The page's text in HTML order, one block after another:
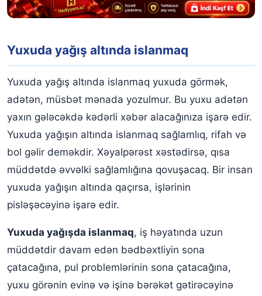
Yuxuda yağış altında islanmaq
Yuxuda yağış altında islanmaq yuxuda görmək,
adətən, müsbət mənada yozulmur. Bu yuxu adətən
yaxın gələcəkdə kədərli xəbər alacağınıza işarə edir.
Yuxuda yağışın altında islanmaq sağlamlıq, rifah və
bol gəlir deməkdir. Xəyalpərəst xəstədirsə, qısa
müddətdə əvvəlki sağlamlığına qovuşacaq. Bir insan
yuxuda yağışın altında qaçırsa, işlərinin
pisləşəcəyinə işarə edir.
Yuxuda yağışda islanmaq, iş həyatında uzun
müddətdir davam edən bədbəxtliyin sona
çatacağına, pul problemlərinin sona çatacağına,
yuxu görənin evinə və işinə bərəkət gətirəcəyinə